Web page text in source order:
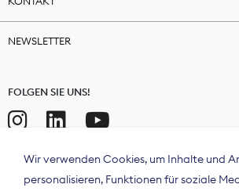
NEWSLETTER
FOLGEN SIE UNS!
Wir verwenden Cookies, um Inhalte und
personalisieren, Funktionen für soziale